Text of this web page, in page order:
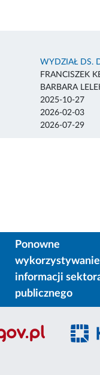
WYDZIAŁ DS.
FRANCISZEK
BARBARA
2025-10-27
2026-02-03
2026-07-29
Ponowne
wykorzystywanie
informacji
publicznego